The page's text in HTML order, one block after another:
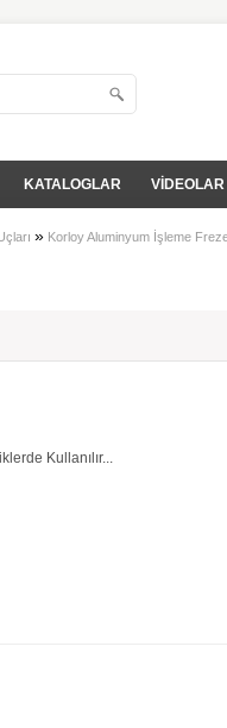
KATALOGLAR VİDEOLAR
» Korloy Aluminyum İşleme
Kullanılır...